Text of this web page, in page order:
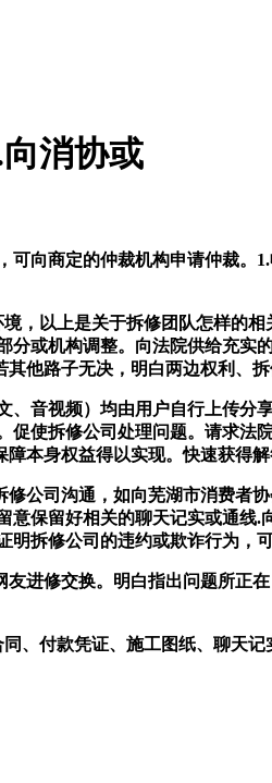
消协或
商定的仲裁机构申请仲裁。1.
以上是关于拆修团队怎样的相
或机构调整。向法院供给充实
他路子无决，明白两边权利、
视频）均由用户自行上传分
使拆修公司处理问题。请求
本身权益得以实现。快速获得解
司沟通，如向芜湖市消费者
保留好相关的聊天记实或通
拆修公司的违约或欺诈行为，
修交换。明白指出问题所正
付款凭证、施工图纸、聊天